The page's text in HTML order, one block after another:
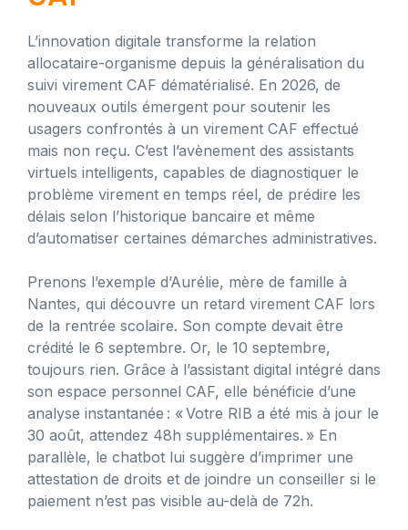
L’innovation digitale transforme la relation
allocataire-organisme depuis la généralisation du
suivi virement CAF dématérialisé. En 2026, de
nouveaux outils émergent pour soutenir les
usagers confrontés à un virement CAF effectué
mais non reçu. C’est l’avènement des assistants
virtuels intelligents, capables de diagnostiquer le
problème virement en temps réel, de prédire les
délais selon l’historique bancaire et même
d’automatiser certaines démarches administratives.
Prenons l’exemple d’Aurélie, mère de famille à
Nantes, qui découvre un retard virement CAF lors
de la rentrée scolaire. Son compte devait être
crédité le 6 septembre. Or, le 10 septembre,
toujours rien. Grâce à l’assistant digital intégré dans
son espace personnel CAF, elle bénéficie d’une
analyse instantanée : « Votre RIB a été mis à jour le
30 août, attendez 48h supplémentaires. » En
parallèle, le chatbot lui suggère d’imprimer une
attestation de droits et de joindre un conseiller si le
paiement n’est pas visible au-delà de 72h.